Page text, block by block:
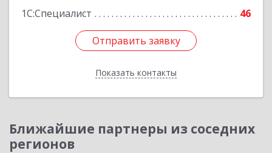
1С:Специалист
46
Отправить заявку
Показать контакты
Отправить заявку
Назад
Ближайшие партнеры из соседних
регионов